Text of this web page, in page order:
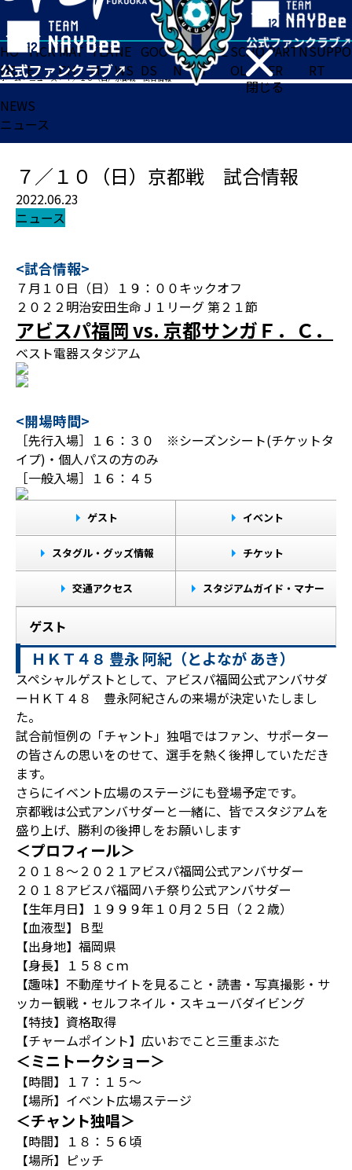
閉じる
HO
ME
TICK
ET
MAT
CH
TEA
M
NE
WS
GOO
DS
FA
N
ACADE
MY
SCHO
OL
PARTN
ER
SUPPO
RT
ホーム>ニュース>７／１０（日）京都戦 試合情報
NEWS
ニュース
７／１０（日）京都戦 試合情報
2022.06.23
ニュース
<試合情報>
７月１０日（日）１９：００キックオフ
２０２２明治安田生命Ｊ１リーグ 第２１節
アビスパ福岡 vs. 京都サンガＦ．Ｃ．
ベスト電器スタジアム
<開場時間>
［先行入場］１６：３０ ※シーズンシート(チケットタ
イプ)・個人パスの方のみ
［一般入場］１６：４５
ゲスト イベント
スタグル・グッズ情報 チケット
交通アクセス スタジアムガイド・マナー
ゲスト
ＨＫＴ４８ 豊永 阿紀（とよなが あき）
スペシャルゲストとして、アビスパ福岡公式アンバサダ
ーＨＫＴ４８ 豊永阿紀さんの来場が決定いたしまし
た。
試合前恒例の「チャント」独唱ではファン、サポーター
の皆さんの思いをのせて、選手を熱く後押していただき
ます。
さらにイベント広場のステージにも登場予定です。
京都戦は公式アンバサダーと一緒に、皆でスタジアムを
盛り上げ、勝利の後押しをお願いします
＜プロフィール＞
２０１８～２０２１アビスパ福岡公式アンバサダー
２０１８アビスパ福岡ハチ祭り公式アンバサダー
【生年月日】１９９９年１０月２５日（２２歳）
【血液型】Ｂ型
【出身地】福岡県
【身長】１５８ｃｍ
【趣味】不動産サイトを見ること・読書・写真撮影・サ
ッカー観戦・セルフネイル・スキューバダイビング
【特技】資格取得
【チャームポイント】広いおでこと三重まぶた
＜ミニトークショー＞
【時間】１７：１５～
【場所】イベント広場ステージ
＜チャント独唱＞
【時間】１８：５６頃
【場所】ピッチ